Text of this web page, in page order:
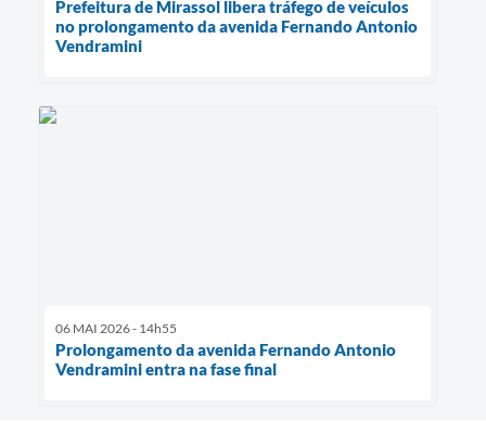
Prefeitura de Mirassol libera tráfego de veículos
no prolongamento da avenida Fernando Antonio
Vendramini
06 MAI 2026 - 14h55
Prolongamento da avenida Fernando Antonio
Vendramini entra na fase final